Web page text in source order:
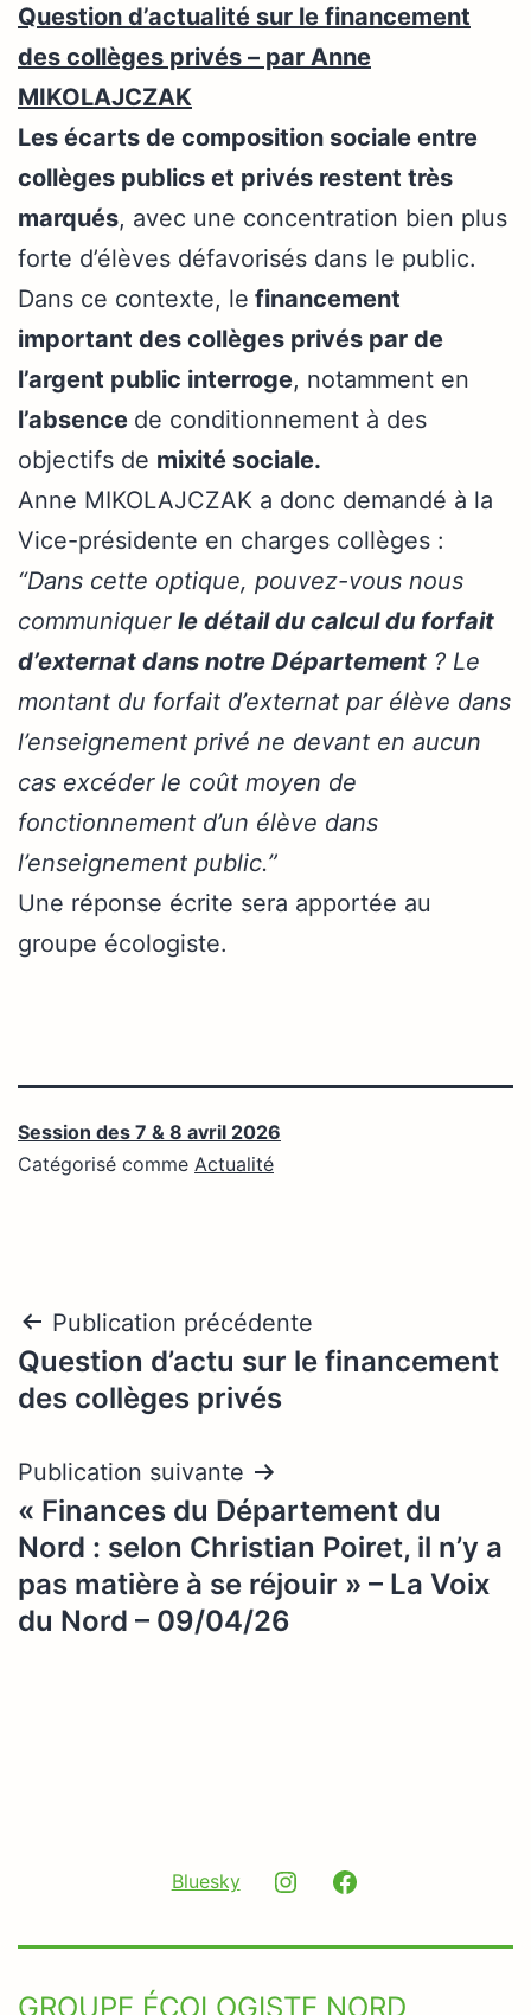
Question d’actualité sur le financement
des collèges privés – par Anne
MIKOLAJCZAK
Les écarts de composition sociale entre
collèges publics et privés restent très
marqués, avec une concentration bien plus
forte d’élèves défavorisés dans le public.
Dans ce contexte, le financement
important des collèges privés par de
l’argent public interroge, notamment en
l’absence de conditionnement à des
objectifs de mixité sociale.
Anne MIKOLAJCZAK a donc demandé à la
Vice-présidente en charges collèges :
“Dans cette optique, pouvez-vous nous
communiquer le détail du calcul du forfait
d’externat dans notre Département ? Le
montant du forfait d’externat par élève dans
l’enseignement privé ne devant en aucun
cas excéder le coût moyen de
fonctionnement d’un élève dans
l’enseignement public.”
Une réponse écrite sera apportée au
groupe écologiste.
Session des 7 & 8 avril 2026
Catégorisé comme Actualité
Navigation
de
Publication précédente
Question d’actu sur le financement
des collèges privés
Publication suivante
« Finances du Département du
Nord : selon Christian Poiret, il n’y a
pas matière à se réjouir » – La Voix
du Nord – 09/04/26
Bluesky Instagram
GROUPE ÉCOLOGISTE NORD